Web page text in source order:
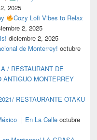
2025
Cozy Lofi Vibes to Relax
2, 2025
diciembre 2, 2025
de Monterrey! octubre
/ RESTAURANT DE
MONTERREY
RESTAURANTE OTAKU
｜En La Calle octubre